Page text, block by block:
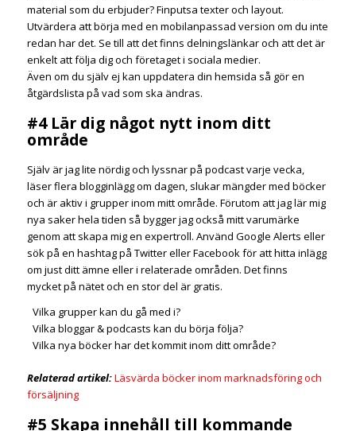
material som du erbjuder? Finputsa texter och layout.
Utvärdera att börja med en mobilanpassad version om du inte
redan har det. Se till att det finns delningslänkar och att det är
enkelt att följa dig och företaget i sociala medier.
Även om du själv ej kan uppdatera din hemsida så gör en
åtgärdslista på vad som ska ändras.
#4 Lär dig något nytt inom ditt
område
Själv är jag lite nördig och lyssnar på podcast varje vecka,
läser flera blogginlägg om dagen, slukar mängder med böcker
och är aktiv i grupper inom mitt område. Förutom att jag lär mig
nya saker hela tiden så bygger jag också mitt varumärke
genom att skapa mig en expertroll. Använd Google Alerts eller
sök på en hashtag på Twitter eller Facebook för att hitta inlägg
om just ditt ämne eller i relaterade områden. Det finns
mycket på nätet och en stor del är gratis.
Vilka grupper kan du gå med i?
Vilka bloggar & podcasts kan du börja följa?
Vilka nya böcker har det kommit inom ditt område?
Relaterad artikel:Läsvärda böcker inom marknadsföring och
försäljning
#5 Skapa innehåll till kommande